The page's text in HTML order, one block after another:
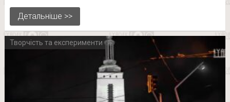
Детальніше >>
Творчість та експерименти